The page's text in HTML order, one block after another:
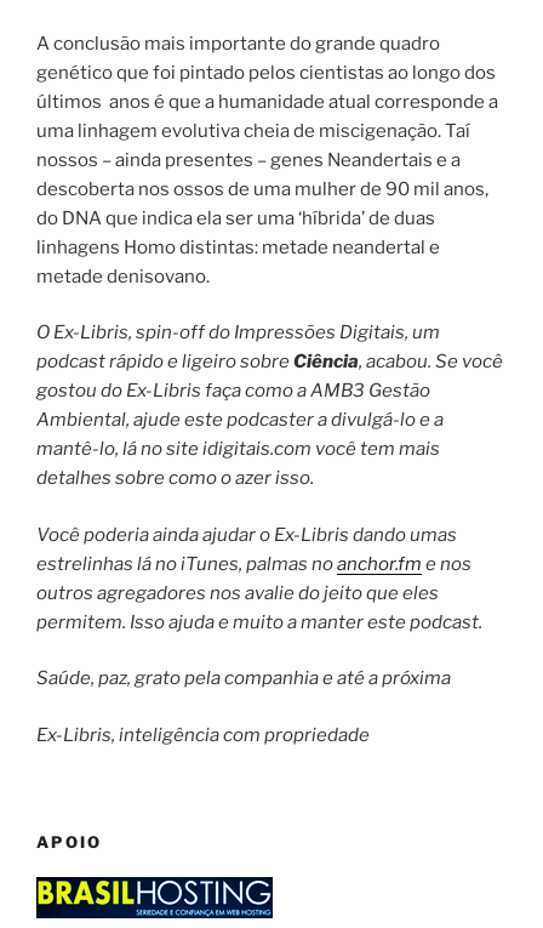
A conclusão mais importante do grande quadro
genético que foi pintado pelos cientistas ao longo dos
últimos anos é que a humanidade atual corresponde a
uma linhagem evolutiva cheia de miscigenação. Taí
nossos – ainda presentes – genes Neandertais e a
descoberta nos ossos de uma mulher de 90 mil anos,
do DNA que indica ela ser uma ‘híbrida’ de duas
linhagens Homo distintas: metade neandertal e
metade denisovano.
O Ex-Libris, spin-off do Impressões Digitais, um
podcast rápido e ligeiro sobreCiência, acabou. Se você
gostou do Ex-Libris faça como a AMB3 Gestão
Ambiental, ajude este podcaster a divulgá-lo e a
mantê-lo, lá no site idigitais.com você tem mais
detalhes sobre como o azer isso.
Você poderia ainda ajudar o Ex-Libris dando umas
estrelinhas lá no iTunes, palmas noanchor.fm e nos
outros agregadores nos avalie do jeito que eles
permitem. Isso ajuda e muito a manter este podcast.
Saúde, paz, grato pela companhia e até a próxima
Ex-Libris, inteligência com propriedade
APOIO